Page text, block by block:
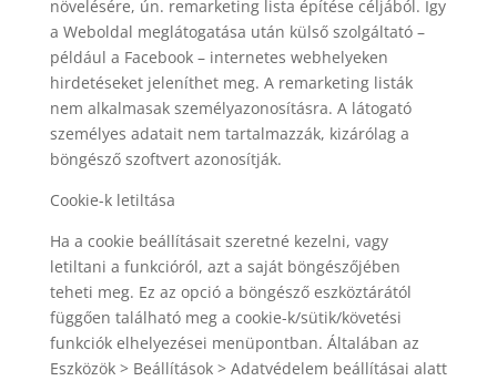
növelésére, ún. remarketing lista építése céljából. Így
a Weboldal meglátogatása után külső szolgáltató –
például a Facebook – internetes webhelyeken
hirdetéseket jeleníthet meg. A remarketing listák
nem alkalmasak személyazonosításra. A látogató
személyes adatait nem tartalmazzák, kizárólag a
böngésző szoftvert azonosítják.
Cookie-k letiltása
Ha a cookie beállításait szeretné kezelni, vagy
letiltani a funkcióról, azt a saját böngészőjében
teheti meg. Ez az opció a böngésző eszköztárától
függően található meg a cookie-k/sütik/követési
funkciók elhelyezései menüpontban. Általában az
Eszközök > Beállítások > Adatvédelem beállításai alatt